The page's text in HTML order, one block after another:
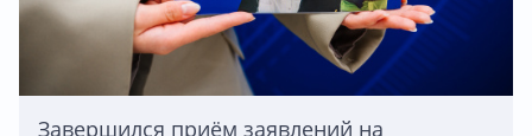
Завершился приём заявлений на